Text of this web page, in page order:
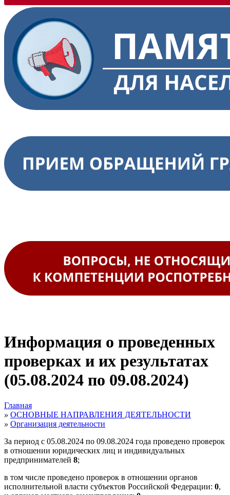
Информация о проведенных
проверках и их результатах
(05.08.2024 по 09.08.2024)
Главная
» ОСНОВНЫЕ НАПРАВЛЕНИЯ ДЕЯТЕЛЬНОСТИ
» Организация деятельности
За период с 05.08.2024 по 09.08.2024 года проведено проверок
в отношении юридических лиц и индивидуальных
предпринимателей 8;
в том числе проведено проверок в отношении органов
исполнительной власти субъектов Российской Федерации: 0,